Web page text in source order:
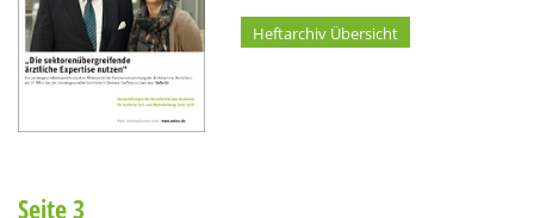
Heftarchiv Übersicht
Seite 3